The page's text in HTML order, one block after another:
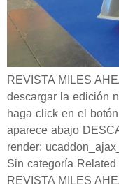
REVISTA MILES
descargar la edición
haga click en el
aparece abajo
render:
Sin categoría
REVISTA MILES